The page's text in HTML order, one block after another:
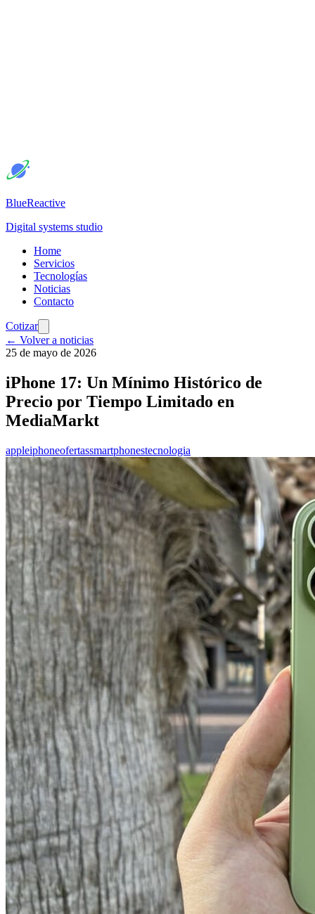
BlueReactive
Digital systems studio
Home
Servicios
Tecnologías
Noticias
Contacto
Cotizar
← Volver a noticias
25 de mayo de 2026
iPhone 17: Un Mínimo Histórico de
Precio por Tiempo Limitado en
MediaMarkt
appleiphoneofertassmartphonestecnologia